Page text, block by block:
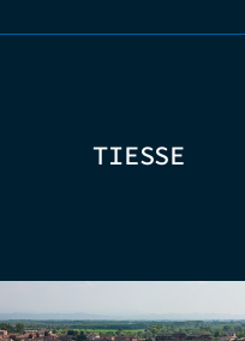
TIESSE